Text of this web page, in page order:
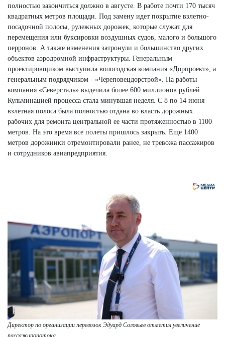
полностью закончиться должно в августе. В работе почти 170 тысяч
квадратных метров площади. Под замену идет покрытие взлетно-
посадочной полосы, рулежных дорожек, которые служат для
перемещения или буксировки воздушных судов, малого и большого
перронов. А также изменения затронули и большинство других
объектов аэродромной инфраструктуры. Генеральным
проектировщиком выступила вологодская компания «Дорпроект», а
генеральным подрядчиком - «Череповецдорстрой». На работы
компания «Северсталь» выделила более 600 миллионов рублей.
Кульминацией процесса стала минувшая неделя. С 8 по 14 июня
взлетная полоса была полностью отдана во власть дорожных
рабочих для ремонта центральной ее части протяженностью в 1100
метров. На это время все полеты пришлось закрыть. Еще 1400
метров дорожники отремонтировали ранее, не тревожа пассажиров
и сотрудников авиапредприятия.
Директор по организации перевозок Эдуард Соловьев отметил увеличение
пассажиропотока.